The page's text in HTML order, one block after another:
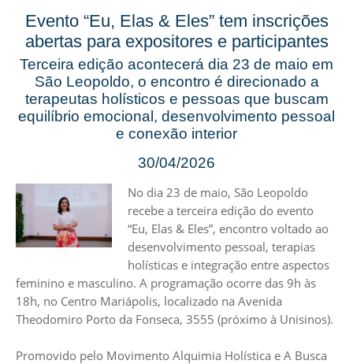
Evento “Eu, Elas & Eles” tem inscrições
abertas para expositores e participantes
Terceira edição acontecerá dia 23 de maio em
São Leopoldo, o encontro é direcionado a
terapeutas holísticos e pessoas que buscam
equilíbrio emocional, desenvolvimento pessoal
e conexão interior
30/04/2026
No dia 23 de maio, São Leopoldo
recebe a terceira edição do evento
“Eu, Elas & Eles”, encontro voltado ao
desenvolvimento pessoal, terapias
holísticas e integração entre aspectos
feminino e masculino. A programação ocorre das 9h às
18h, no Centro Mariápolis, localizado na Avenida
Theodomiro Porto da Fonseca, 3555 (próximo à Unisinos).
Promovido pelo Movimento Alquimia Holística e A Busca